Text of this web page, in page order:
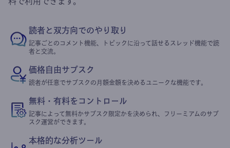
読者と双方向でのやり取り
記事ごとのコメント機能、トピックに沿って話せるスレッド機能で読
者と交流。
価格自由サブスク
読者が任意でサブスクの月額金額を決めるユニークな機能です。
無料・有料をコントロール
記事によって無料かサブスク限定かを決められ、フリーミアムのサブ
スク運営ができます。
本格的な分析ツール